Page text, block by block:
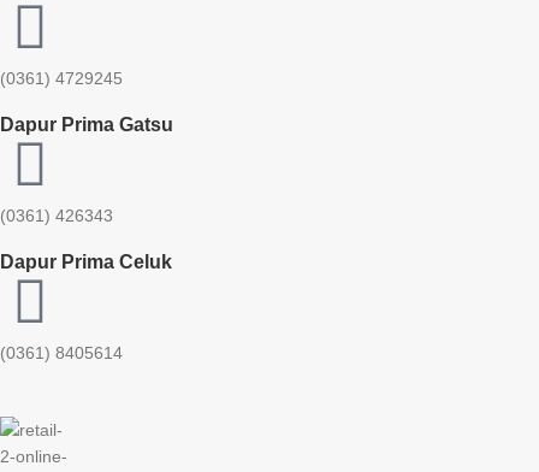
(0361) 4729245
Dapur Prima Gatsu
(0361) 426343
Dapur Prima Celuk
(0361) 8405614